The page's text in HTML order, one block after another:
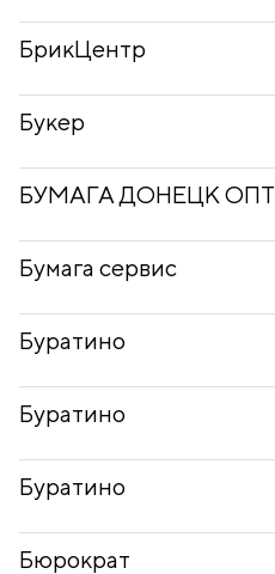
БрикЦентр
Букер
БУМАГА ДОНЕЦК ОПТ
Бумага сервис
Буратино
Буратино
Буратино
Бюрократ